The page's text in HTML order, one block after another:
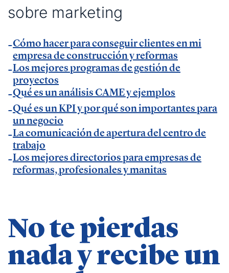
enLa Razón.
Autónomos y Emprendedores.
— Entrevista sobre Ley Antifraude y Ley Crea y
Crece enExpansión.
— Entrevista sobre Ley Antifraude y Ley Crea y
Crece en
La Razón
— Entrevista sobre factura electrónica obligatoria
enEl Economista.
— Comunicado Billin y TeamSystem en
Insider.
— Entrevista en MásQradio.
— Entrevista en Armas para emprender de
Método Gallardo
.
sobre marketing
Cómo hacer para conseguir clientes en mi
empresa de construcción y reformas
Los mejores programas de gestión de
proyectos
Qué es un análisis CAME y ejemplos
Qué es un KPI y por qué son importantes para
un negocio
La comunicación de apertura del centro de
trabajo
Los mejores directorios para empresas de
reformas, profesionales y manitas
No te pierdas
nada y recibe un